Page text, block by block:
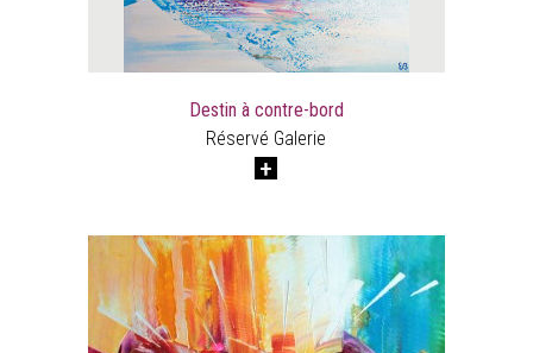
Destin à contre-bord
Réservé Galerie